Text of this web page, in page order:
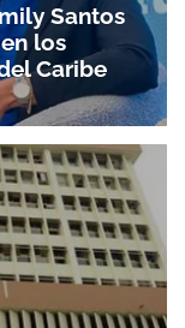
Santos
los
Caribe